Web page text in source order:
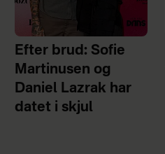
Efter brud: Sofie
Martinusen og
Daniel Lazrak har
datet i skjul